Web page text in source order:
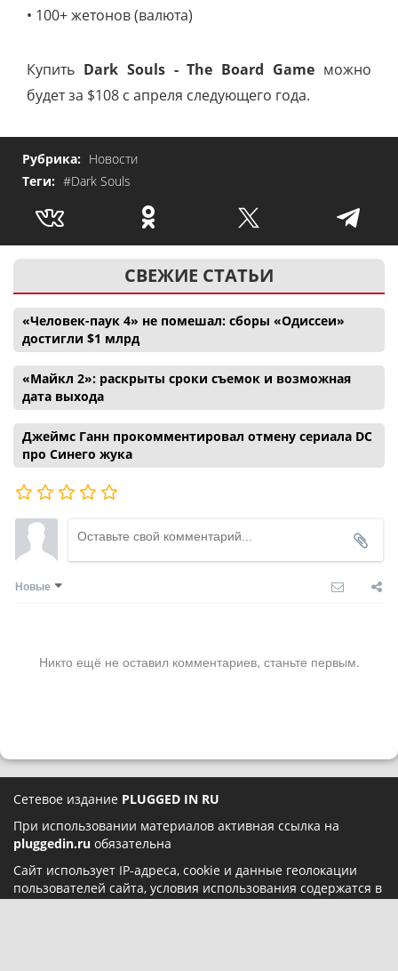
• 100+ жетонов (валюта)
Купить Dark Souls - The Board Game можно
будет за $108 с апреля следующего года.
Рубрика: Новости
Теги: #Dark Souls
СВЕЖИЕ СТАТЬИ
«Человек-паук 4» не помешал: сборы «Одиссеи»
достигли $1 млрд
«Майкл 2»: раскрыты сроки съемок и возможная
дата выхода
Джеймс Ганн прокомментировал отмену сериала DC
про Синего жука
Новые
Никто ещё не оставил комментариев, станьте первым.
Сетевое издание PLUGGED IN RU
При использовании материалов активная ссылка на
pluggedin.ru обязательна
Сайт использует IP-адреса, cookie и данные геолокации
пользователей сайта, условия использования содержатся в